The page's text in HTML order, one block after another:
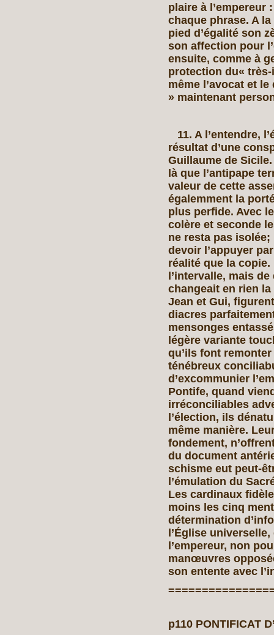
plaire à l’empereur
chaque phrase. A
pied d’égalité son
son affection pour
ensuite, comme à
protection du«
même l’avocat et
» maintenant
11. A l’entendre,
résultat d’une
Guillaume de
là que l’antipape
valeur de cette
égalemment la
plus perfide. Avec
colère et seconde
ne resta pas
devoir l’appuyer
réalité que la
l’intervalle, mais
changeait en rien
Jean et Gui,
diacres
mensonges
légère variante
qu’ils font
ténébreux
d’excommunier
Pontife, quand
irréconciliables
l’élection, ils
même manière.
fondement,
du document
schisme eut peut-
l’émulation du
Les cardinaux
moins les cinq
détermination
l’Église
l’empereur, non
manœuvres
son entente avec
p110 PONTIFICAT